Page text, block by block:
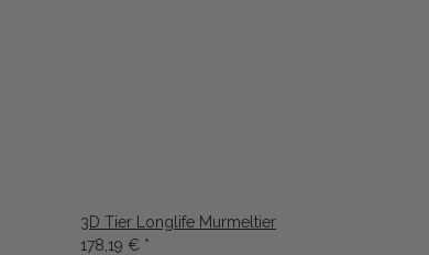
3D Tier Longlife Murmeltier
178,19 € *